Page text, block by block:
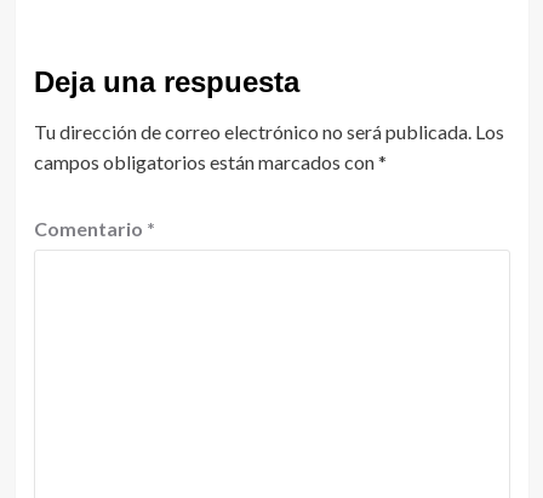
Deja una respuesta
Tu dirección de correo electrónico no será publicada. Los
campos obligatorios están marcados con*
Comentario *